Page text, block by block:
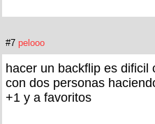
#7 pelooo
hacer un backflip es
con dos personas
+1 y a favoritos